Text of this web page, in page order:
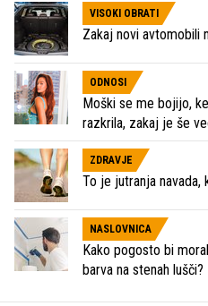
VISOKI OBRATI
Zakaj novi avtomobili
ODNOSI
Moški se me bojijo,
razkrila, zakaj je še
ZDRAVJE
To je jutranja navada,
NASLOVNICA
Kako pogosto bi
barva na stenah lušči?